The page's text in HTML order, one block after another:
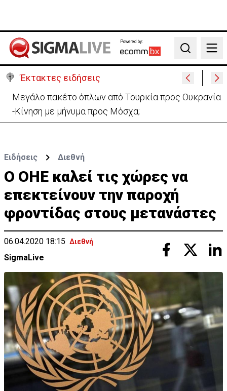
Powered by:
Search
Έκτακτες ειδήσεις
Μεγάλο πακέτο όπλων από Τουρκία προς Ουκρανία
-Κίνηση με μήνυμα προς Μόσχα;
Ειδήσεις Διεθνή
Ο ΟΗΕ καλεί τις χώρες να
επεκτείνουν την παροχή
φροντίδας στους μετανάστες
06.04.2020 18:15 Διεθνή
SigmaLive